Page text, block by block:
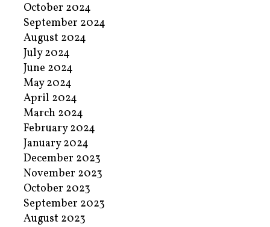
October 2024
September 2024
August 2024
July 2024
June 2024
May 2024
April 2024
March 2024
February 2024
January 2024
December 2023
November 2023
October 2023
September 2023
August 2023